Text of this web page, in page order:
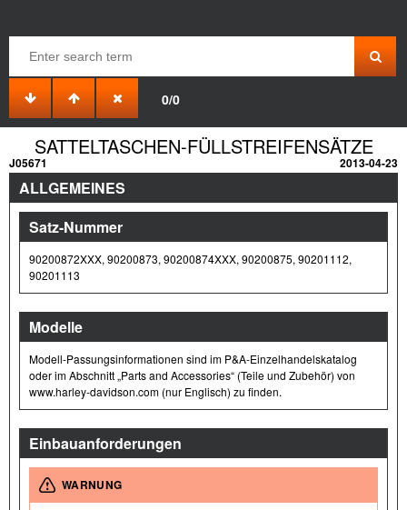
0/0
SATTELTASCHEN-FÜLLSTREIFENSÄTZE
J05671 2013-04-23
ALLGEMEINES
Satz-Nummer
90200872XXX, 90200873, 90200874XXX, 90200875, 90201112,
90201113
Modelle
Modell-Passungsinformationen sind im P&A-Einzelhandelskatalog
oder im Abschnitt „Parts and Accessories“ (Teile und Zubehör) von
www.harley-davidson.com (nur Englisch) zu finden.
Einbauanforderungen
WARNUNG